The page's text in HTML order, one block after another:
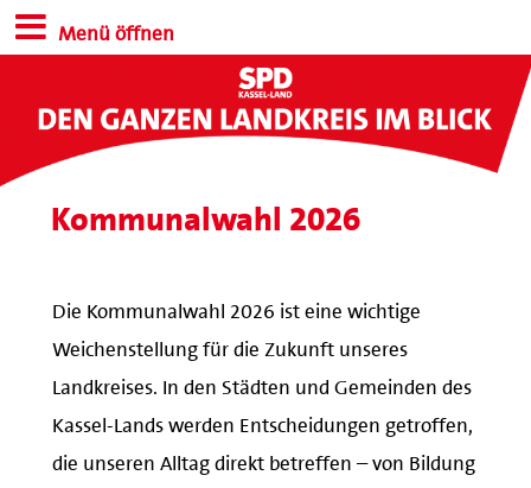
Menü öffnen
Kommunalwahl 2026
Die Kommunalwahl 2026 ist eine wichtige
Weichenstellung für die Zukunft unseres
Landkreises. In den Städten und Gemeinden des
Kassel-Lands werden Entscheidungen getroffen,
die unseren Alltag direkt betreffen – von Bildung